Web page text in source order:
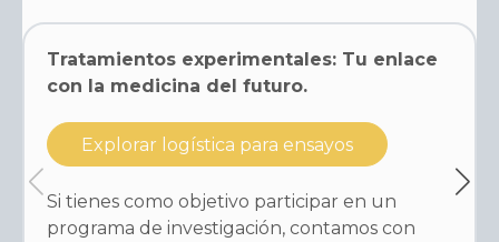
Tratamientos experimentales: Tu enlace
con la medicina del futuro.
Explorar logística para ensayos
Si tienes como objetivo participar en un
programa de investigación, contamos con